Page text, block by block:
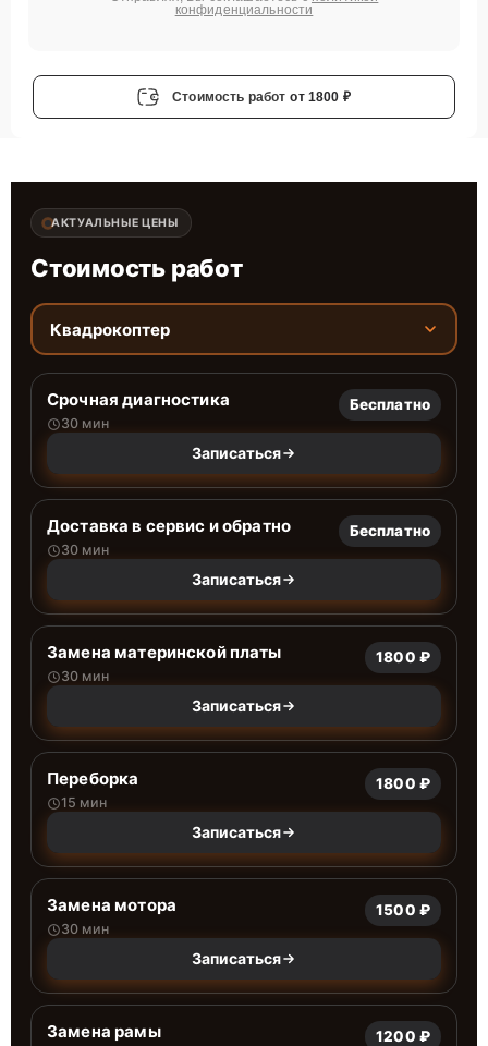
конфиденциальности
Стоимость работ от 1800 ₽
АКТУАЛЬНЫЕ ЦЕНЫ
Стоимость работ
Квадрокоптер
Срочная диагностика
30 мин
Бесплатно
Записаться
Доставка в сервис и обратно
30 мин
Бесплатно
Записаться
Замена материнской платы
30 мин
1800 ₽
Записаться
Переборка
15 мин
1800 ₽
Записаться
Замена мотора
30 мин
1500 ₽
Записаться
Замена рамы 1200 ₽